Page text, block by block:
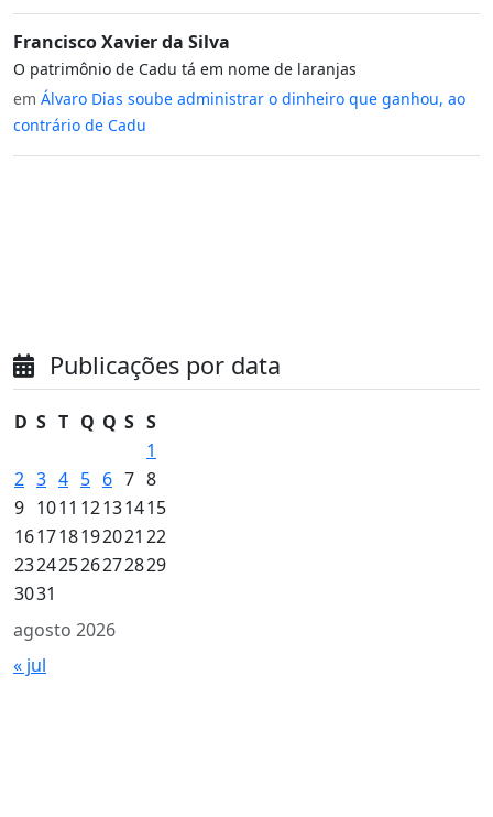
Francisco Xavier da Silva
O patrimônio de Cadu tá em nome de laranjas
em Álvaro Dias soube administrar o dinheiro que ganhou, ao
contrário de Cadu
Publicações por data
agosto 2026
D S T Q Q S S
1
2 3 4 5 6 7 8
9 1011 12131415
161718192021 22
23242526272829
3031
« jul